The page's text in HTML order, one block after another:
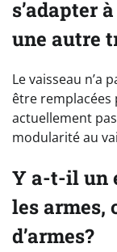
s’adapter
une autre
Le vaisseau n’a
être remplacées
actuellement
modularité au
Y a-t-il un
les armes,
d’armes?